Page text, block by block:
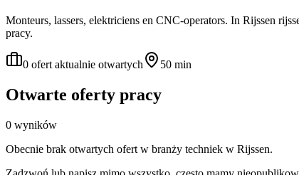
Monteurs, lassers, elektriciens en CNC-operators. In Rijssen
pracy.
0 ofert aktualnie otwartych 50 min
Otwarte oferty pracy
0 wyników
Obecnie brak otwartych ofert w branży techniek w Rijssen.